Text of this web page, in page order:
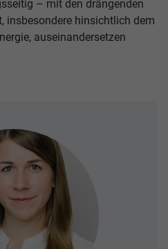
– mit den drängenden
insbesondere hinsichtlich dem
auseinandersetzen